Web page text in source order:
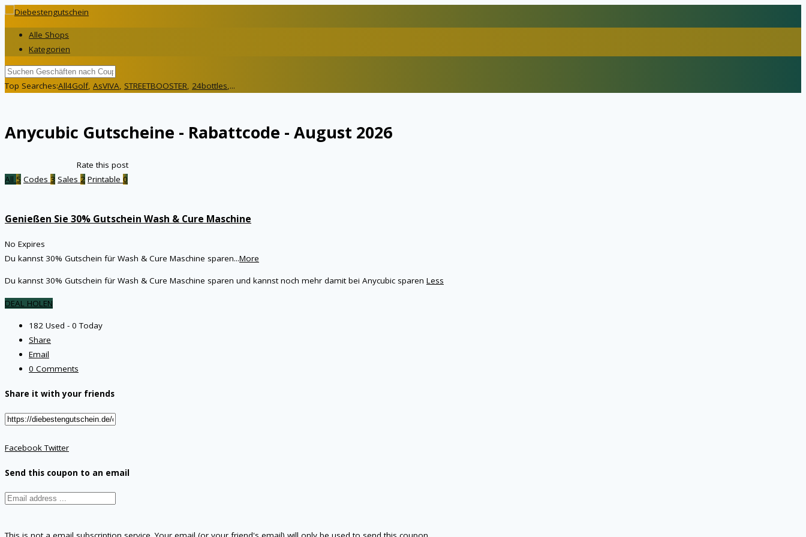
Alle Shops
Kategorien
Top Searches:All4Golf, AsVIVA, STREETBOOSTER, 24bottles,...
Anycubic Gutscheine - Rabattcode - August 2026
Rate this post
All 5 Codes 3 Sales 2 Printable 0
Genießen Sie 30% Gutschein Wash & Cure Maschine
No Expires
Du kannst 30% Gutschein für Wash & Cure Maschine sparen...More
Du kannst 30% Gutschein für Wash & Cure Maschine sparen und kannst noch mehr damit bei Anycubic sparen Less
DEAL HOLEN
182 Used - 0 Today
Share
Email
0 Comments
Share it with your friends
FacebookTwitter
Send this coupon to an email